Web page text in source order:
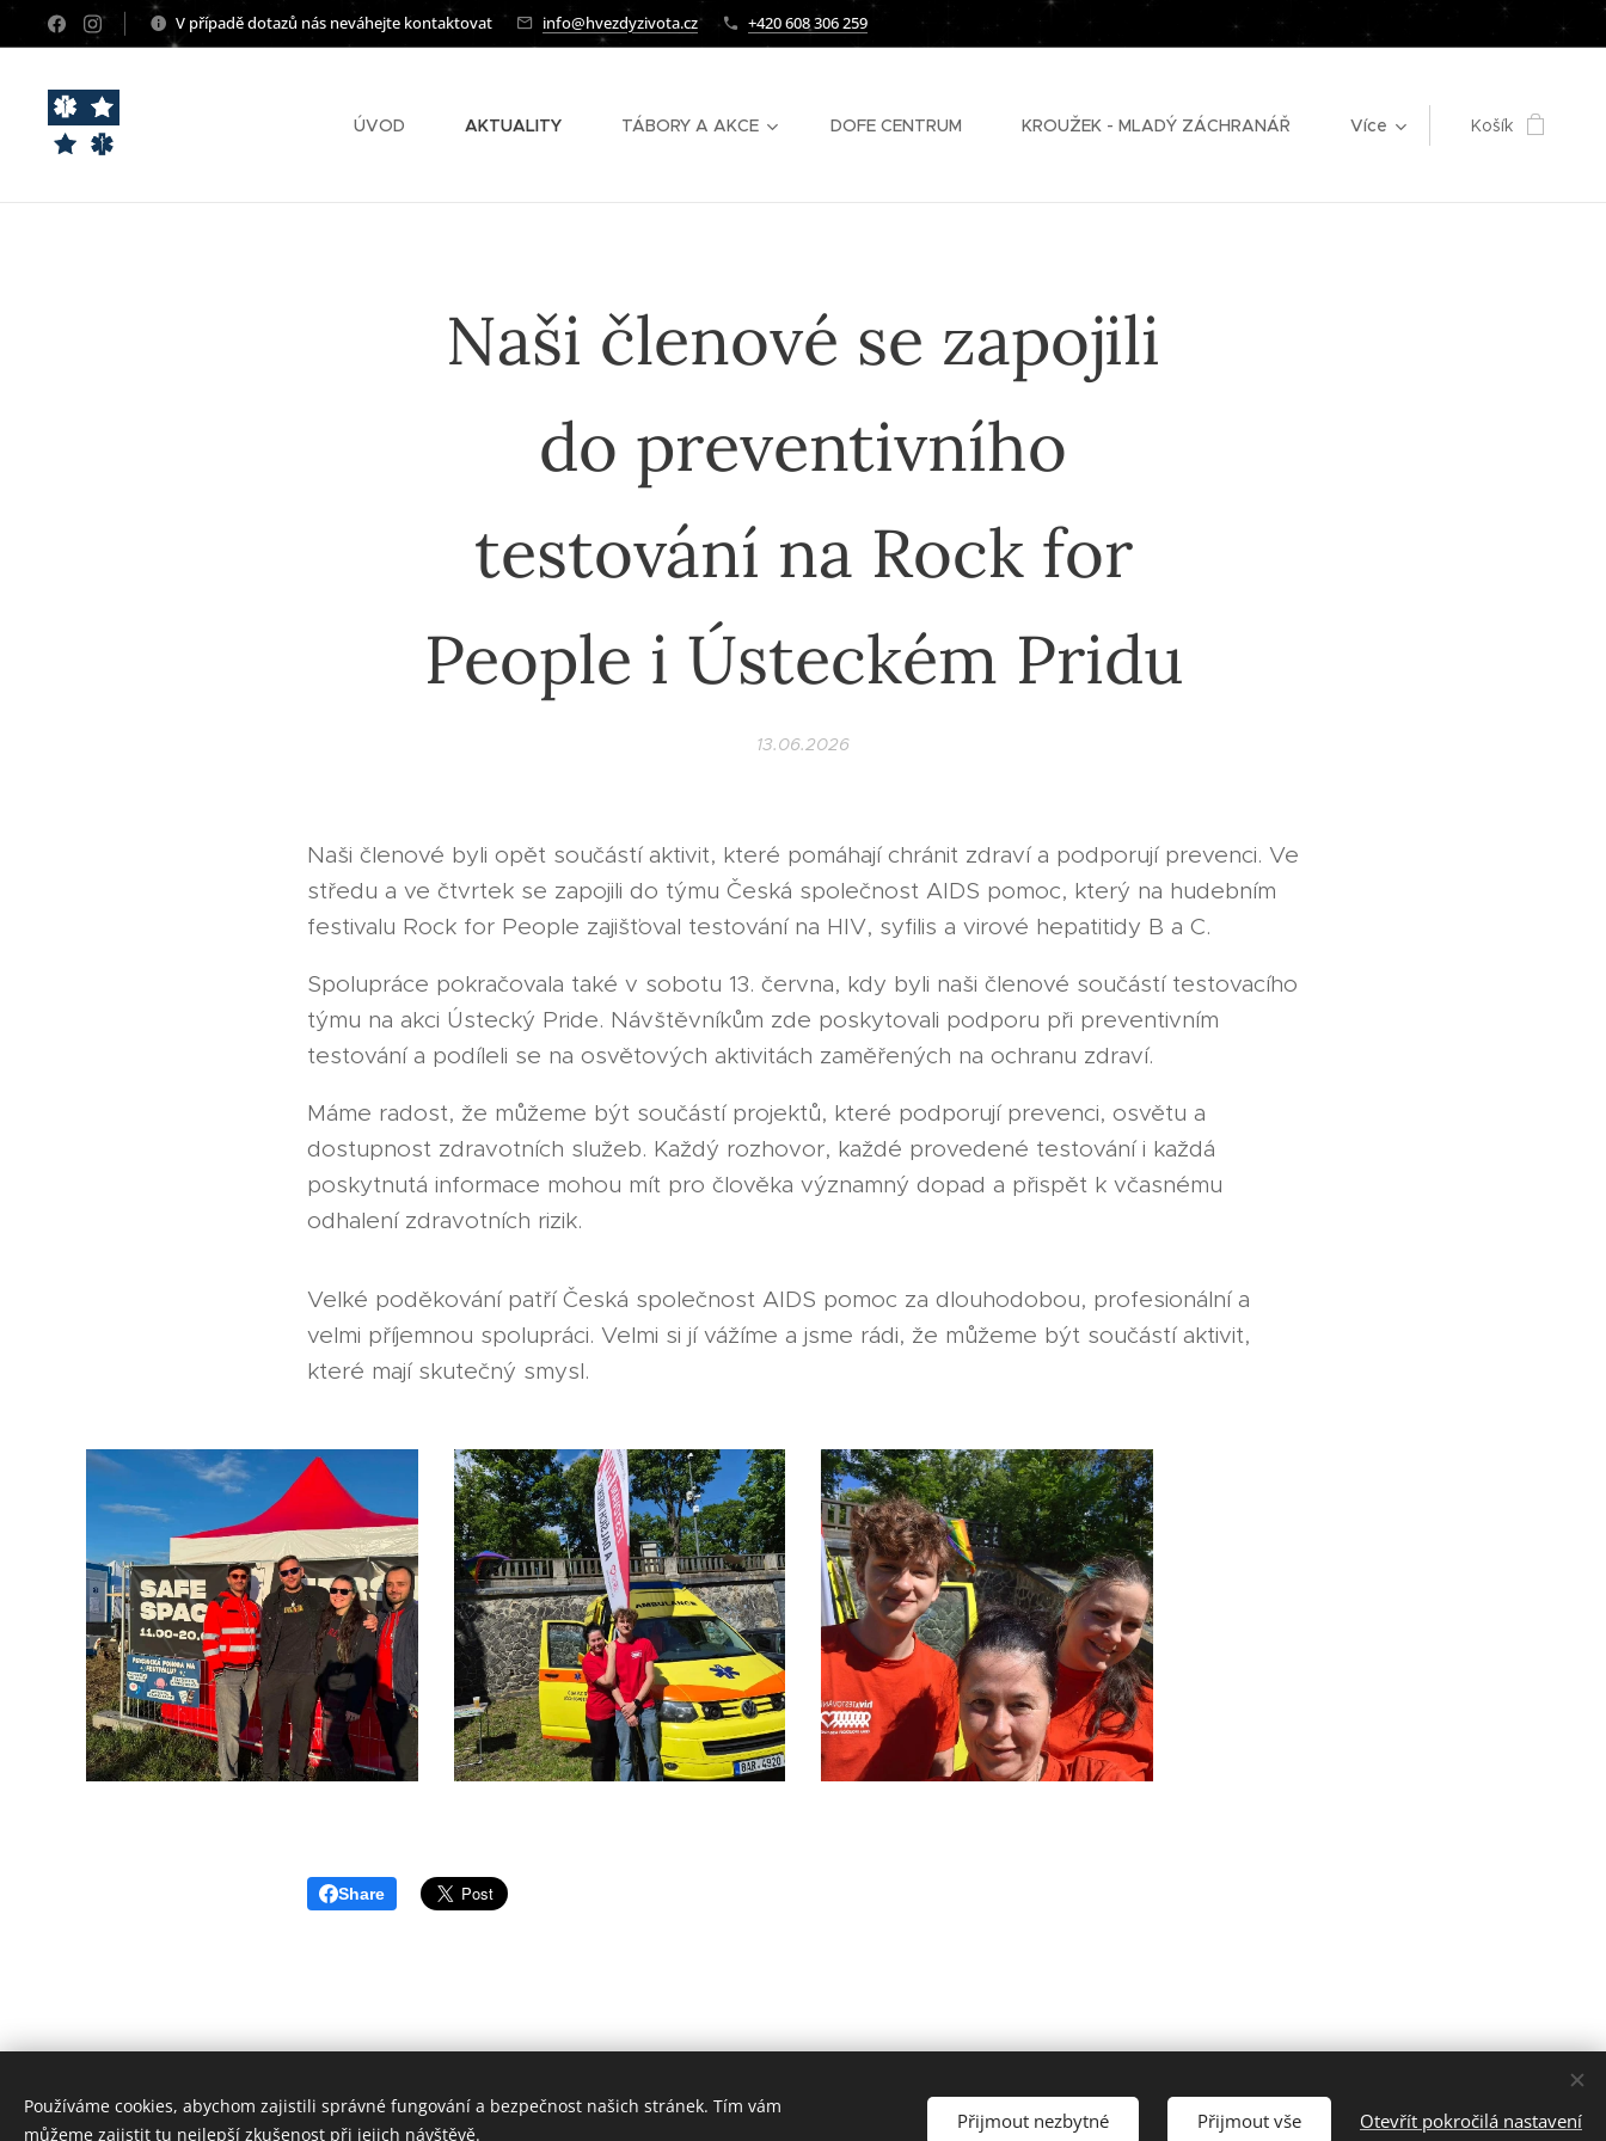
V případě dotazů nás neváhejte kontaktovat info@hvezdyzivota.cz +420 608 306 259
ÚVOD AKTUALITY TÁBORY A AKCE DOFE CENTRUM KROUŽEK - MLADÝ ZÁCHRANÁŘ Více Košík
Naši členové se zapojili
do preventivního
testování na Rock for
People i Ústeckém Pridu
13.06.2026
Naši členové byli opět součástí aktivit, které pomáhají chránit zdraví a podporují prevenci. Ve
středu a ve čtvrtek se zapojili do týmu Česká společnost AIDS pomoc, který na hudebním
festivalu Rock for People zajišťoval testování na HIV, syfilis a virové hepatitidy B a C.
Spolupráce pokračovala také v sobotu 13. června, kdy byli naši členové součástí testovacího
týmu na akci Ústecký Pride. Návštěvníkům zde poskytovali podporu při preventivním
testování a podíleli se na osvětových aktivitách zaměřených na ochranu zdraví.
Máme radost, že můžeme být součástí projektů, které podporují prevenci, osvětu a
dostupnost zdravotních služeb. Každý rozhovor, každé provedené testování i každá
poskytnutá informace mohou mít pro člověka významný dopad a přispět k včasnému
odhalení zdravotních rizik.
Velké poděkování patří Česká společnost AIDS pomoc za dlouhodobou, profesionální a
velmi příjemnou spolupráci. Velmi si jí vážíme a jsme rádi, že můžeme být součástí aktivit,
které mají skutečný smysl. ❤️🤝🩺
Share
HVĚZDY ŽIVOTA z.s., Úzká 3, 417 31 Novosedlice, tel.: 608 306 259
Používáme cookies, abychom zajistili správné fungování a bezpečnost našich stránek. Tím vám
můžeme zajistit tu nejlepší zkušenost při jejich návštěvě.
Přijmout nezbytné Přijmout vše Otevřít pokročilá nastavení